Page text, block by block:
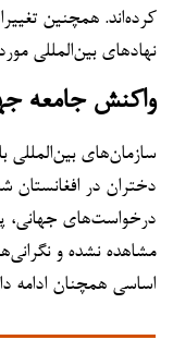
کرده‌اند. همچنین
نهادهای بین‌المللی
واکنش جامعه
سازمان‌های بین‌المللی
دختران در افغانستان
درخواست‌های جهانی،
مشاهده نشده و
اساسی همچنان ادامه